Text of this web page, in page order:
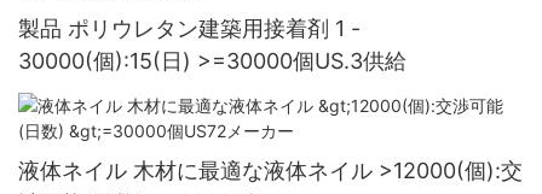
製品 ポリウレタン建築用接着剤 1 -
30000(個):15(日) >=30000個US.3供給
液体ネイル 木材に最適な液体ネイル >12000(個):交